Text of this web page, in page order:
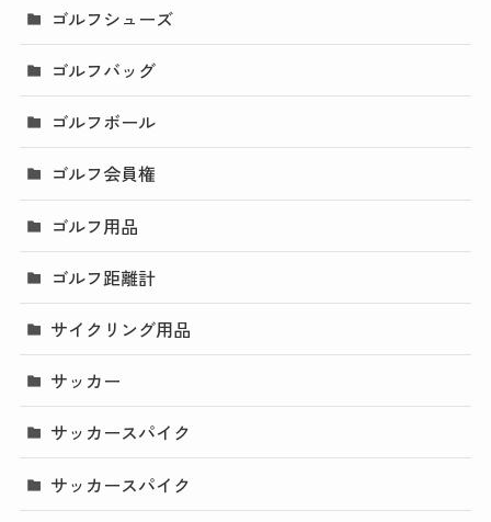
ゴルフシューズ
ゴルフバッグ
ゴルフボール
ゴルフ会員権
ゴルフ用品
ゴルフ距離計
サイクリング用品
サッカー
サッカースパイク
サッカースパイク